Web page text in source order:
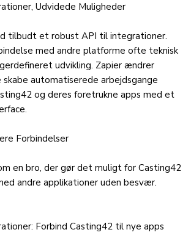
Udvidede Muligheder
tilbudt et robust API til integrationer.
med andre platforme ofte teknisk
udvikling. Zapier ændrer
automatiserede arbejdsgange
og deres foretrukne apps med et
Forbindelser
en bro, der gør det muligt for Casting42
andre applikationer uden besvær.
Forbind Casting42 til nye apps